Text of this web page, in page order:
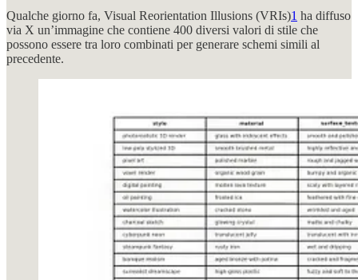
Qualche giorno fa, Visual Reorientation Illusions (VRIs)1 ha diffuso
via X un’immagine che contiene 400 diversi valori di stile che
possono essere tra loro combinati per generare schemi simili al
precedente.